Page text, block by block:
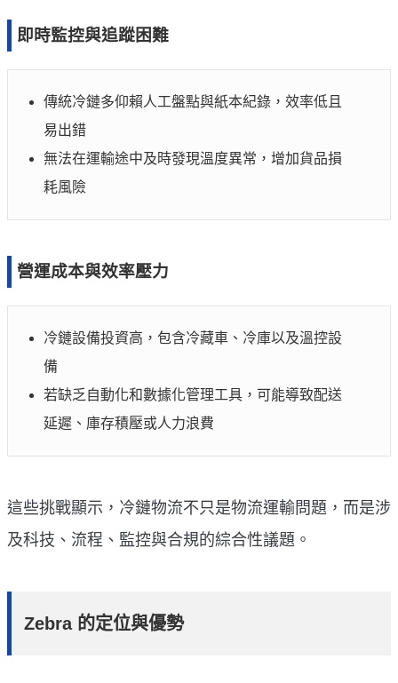
即時監控與追蹤困難
傳統冷鏈多仰賴人工盤點與紙本紀錄，效率低且
易出錯
無法在運輸途中及時發現溫度異常，增加貨品損
耗風險
營運成本與效率壓力
冷鏈設備投資高，包含冷藏車、冷庫以及溫控設
備
若缺乏自動化和數據化管理工具，可能導致配送
延遲、庫存積壓或人力浪費
這些挑戰顯示，冷鏈物流不只是物流運輸問題，而是涉
及科技、流程、監控與合規的綜合性議題。
Zebra 的定位與優勢